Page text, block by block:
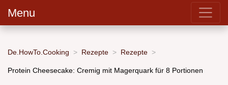
Menu
De.HowTo.Cooking Rezepte Rezepte
Protein Cheesecake: Cremig mit Magerquark für 8 Portionen